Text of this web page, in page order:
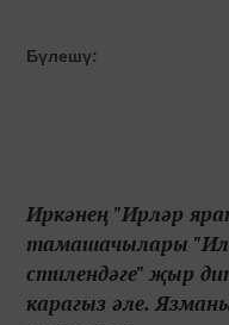
Бүлешү:
Иркәнең "Ирләр
тамашачылары
стилендәге" җыр
карагыз әле.